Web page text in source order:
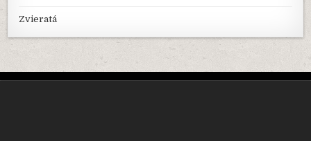
Zvieratá